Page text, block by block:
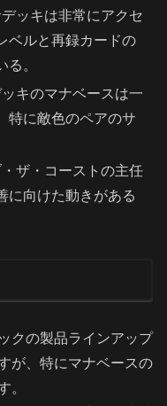
ッキは非常にアクセ
ベルと再録カードの
。
キのマナベースは一
特に敵色のペアのサ
ザ・コーストの主任
に向けた動きがある
クの製品ラインアップ
が、特にマナベースの
。